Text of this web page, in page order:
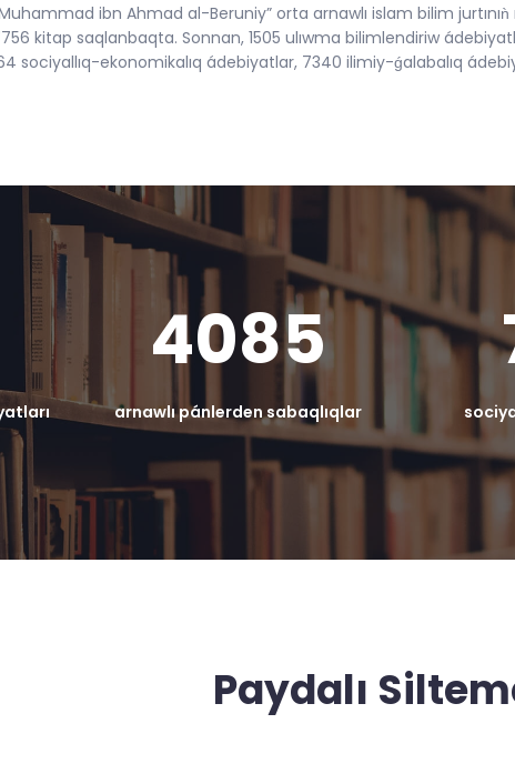
ibn Ahmad al-Beruniy” orta arnawlı islam bilim
kitap saqlanbaqta. Sonnan, 1505 ulıwma bilimlendiriw
sociyallıq-ekonomikalıq ádebiyatlar, 7340 ilimiy-ǵalabalıq
4085
arnawlı pánlerden sabaqlıqlar
Paydalı